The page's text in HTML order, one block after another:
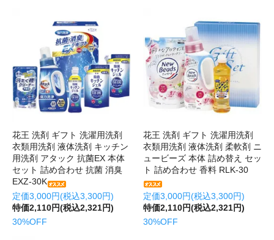
花王 洗剤 ギフト 洗濯用洗剤
衣類用洗剤 液体洗剤 キッチン
用洗剤 アタック 抗菌EX 本体
セット 詰め合わせ 抗菌 消臭
EXZ-30K
定価3,000円(税込3,300円)
特価2,110円(税込2,321円)
30%OFF
花王 洗剤 ギフト 洗濯用洗剤
衣類用洗剤 液体洗剤 柔軟剤 ニ
ュービーズ 本体 詰め替え セッ
ト 詰め合わせ 香料 RLK-30
定価3,000円(税込3,300円)
特価2,110円(税込2,321円)
30%OFF